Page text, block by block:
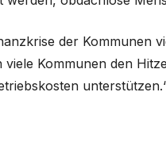
der Kommunen
Kommunen den